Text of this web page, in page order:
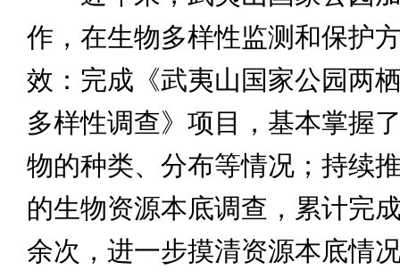
作，在生物多样性监测和保护
效：完成《武夷山国家公园两
多样性调查》项目，基本掌握
物的种类、分布等情况；持续
的生物资源本底调查，累计完
余次，进一步摸清资源本底情